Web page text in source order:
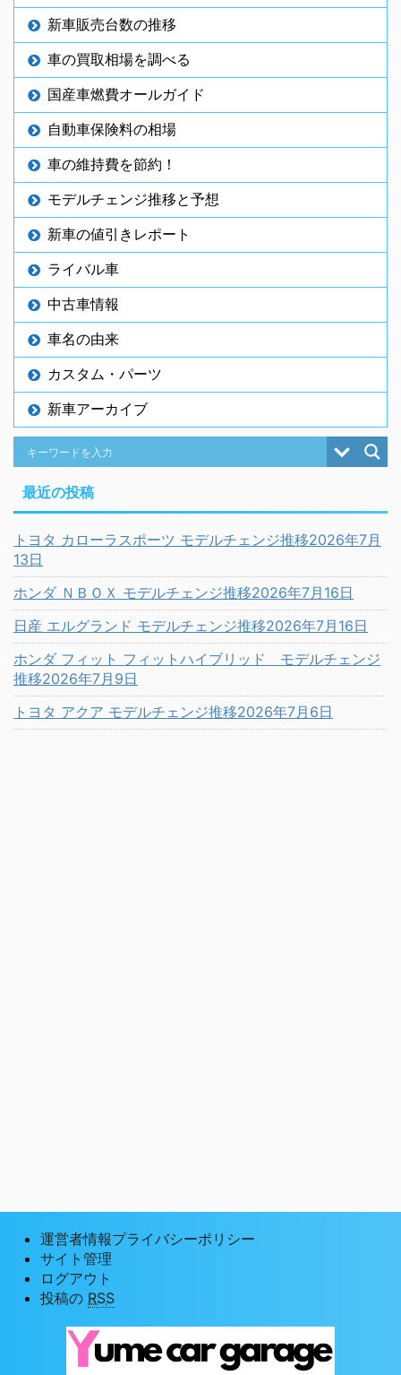
新車販売台数の推移
車の買取相場を調べる
国産車燃費オールガイド
自動車保険料の相場
車の維持費を節約！
モデルチェンジ推移と予想
新車の値引きレポート
ライバル車
中古車情報
車名の由来
カスタム・パーツ
新車アーカイブ
最近の投稿
トヨタ カローラスポーツ モデルチェンジ推移2026年7月
13日
ホンダ ＮＢＯＸ モデルチェンジ推移2026年7月16日
日産 エルグランド モデルチェンジ推移2026年7月16日
ホンダ フィット フィットハイブリッド モデルチェンジ
推移2026年7月9日
トヨタ アクア モデルチェンジ推移2026年7月6日
運営者情報プライバシーポリシー
サイト管理
ログアウト
投稿の RSS